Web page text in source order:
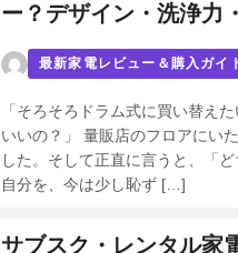
ー？デザイン・洗浄力
最新家電レビュー＆購入ガイ
「そろそろドラム式に買い替え
いいの？」 量販店のフロアにい
した。そして正直に言うと、「
自分を、今は少し恥ず […]
サブスク・レンタル家